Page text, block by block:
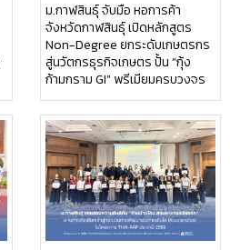
ม.กาฬสินธุ์ จับมือ หอการค้า
จังหวัดกาฬสินธุ์ เปิดหลักสูตร
Non-Degree ยกระดับเกษตรกร
สู่นวัตกรธุรกิจเกษตร ปั้น “กุ้ง
ก้ามกราม GI” พรีเมียมครบวงจร